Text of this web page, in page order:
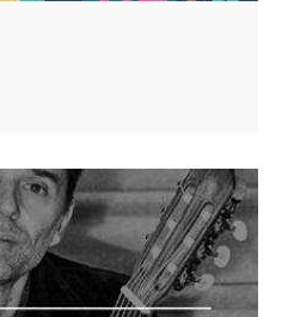
par Cyril Achard. Adaptation
Durée : 55 minutes.